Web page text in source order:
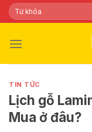
Skip
to
Tìm
kiếm:
TIN TỨC
Lịch gỗ
Mua ở đâu?